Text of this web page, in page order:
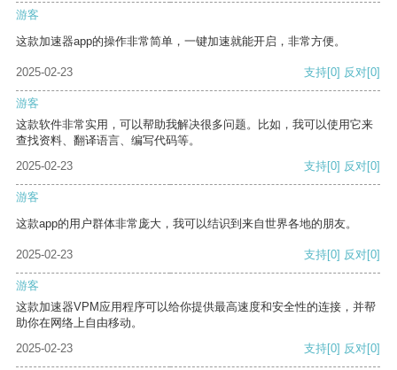
游客
这款加速器app的操作非常简单，一键加速就能开启，非常方便。
2025-02-23 支持[0] 反对[0]
游客
这款软件非常实用，可以帮助我解决很多问题。比如，我可以使用它来
查找资料、翻译语言、编写代码等。
2025-02-23
支持[0] 反对[0]
游客
这款app的用户群体非常庞大，我可以结识到来自世界各地的朋友。
2025-02-23 支持[0] 反对[0]
游客
这款加速器VPM应用程序可以给你提供最高速度和安全性的连接，并帮
助你在网络上自由移动。
2025-02-23
支持[0] 反对[0]